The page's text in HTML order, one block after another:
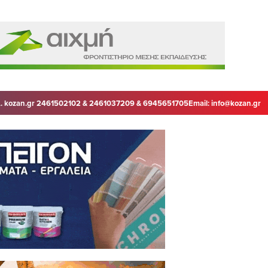
kozan.gr 2461502102 & 2461037209 & 6945651705Email:info@kozan.gr